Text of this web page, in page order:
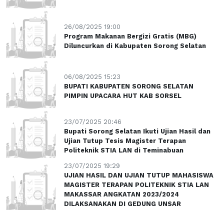
26/08/2025 19:00
Program Makanan Bergizi Gratis (MBG)
Diluncurkan di Kabupaten Sorong Selatan
06/08/2025 15:23
BUPATI KABUPATEN SORONG SELATAN
PIMPIN UPACARA HUT KAB SORSEL
23/07/2025 20:46
Bupati Sorong Selatan Ikuti Ujian Hasil dan
Ujian Tutup Tesis Magister Terapan
Politeknik STIA LAN di Teminabuan
23/07/2025 19:29
UJIAN HASIL DAN UJIAN TUTUP MAHASISWA
MAGISTER TERAPAN POLITEKNIK STIA LAN
MAKASSAR ANGKATAN 2023/2024
DILAKSANAKAN DI GEDUNG UNSAR